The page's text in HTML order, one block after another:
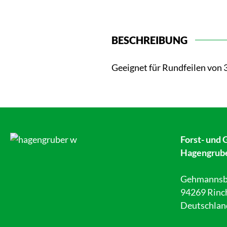
BESCHREIBUNG
Geeignet für Rundfeilen von
Forst- und
94269